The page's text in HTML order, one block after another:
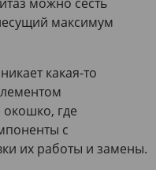
максимум
какая-то
окошко, где
с
их работы и замены.